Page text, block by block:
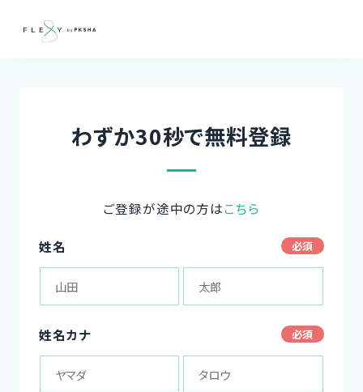
わずか30秒で無料登録
ご登録が途中の方はこちら
姓名
姓名カナ